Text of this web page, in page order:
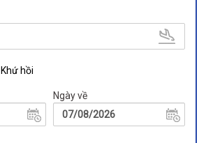
Khứ hồi
Ngày về